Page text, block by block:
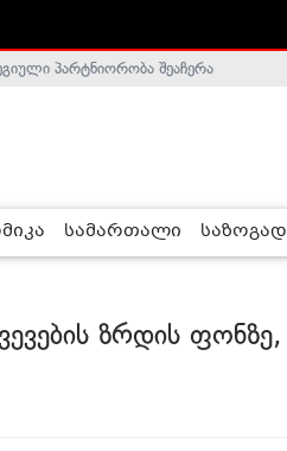
არალეგიტიმურია - ჰელსინკის
პარტნიორობა შეაჩერა
სამართალი
ზრდის ფონზე,